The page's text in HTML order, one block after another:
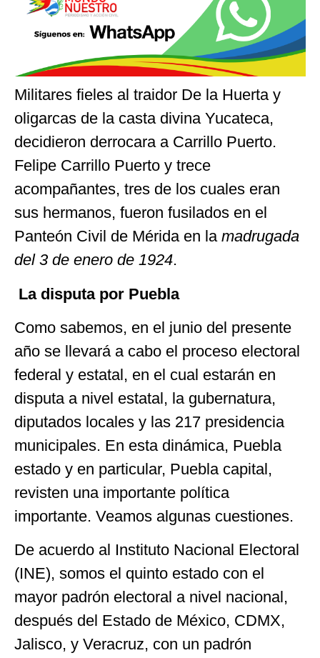
Militares fieles al traidor De la Huerta y
oligarcas de la casta divina Yucateca,
decidieron derrocara a Carrillo Puerto.
Felipe Carrillo Puerto y trece
acompañantes, tres de los cuales eran
sus hermanos, fueron fusilados en el
Panteón Civil de Mérida en la madrugada
del 3 de enero de 1924.
La disputa por Puebla
Como sabemos, en el junio del presente
año se llevará a cabo el proceso electoral
federal y estatal, en el cual estarán en
disputa a nivel estatal, la gubernatura,
diputados locales y las 217 presidencia
municipales. En esta dinámica, Puebla
estado y en particular, Puebla capital,
revisten una importante política
importante. Veamos algunas cuestiones.
De acuerdo al Instituto Nacional Electoral
(INE), somos el quinto estado con el
mayor padrón electoral a nivel nacional,
después del Estado de México, CDMX,
Jalisco, y Veracruz, con un padrón